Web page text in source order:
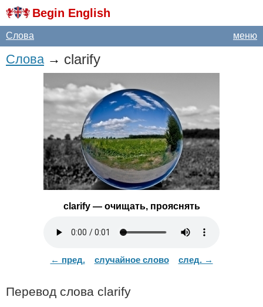
Begin English
меню
Слова
Слова→ clarify
clarify— очищать, прояснять
← пред. случайное слово след. →
Перевод слова clarify